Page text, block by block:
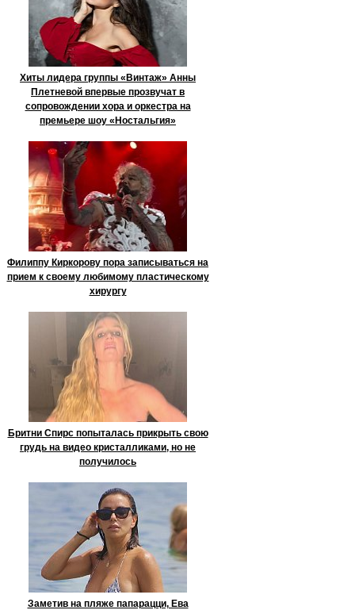
Хиты лидера группы «Винтаж» Анны
Плетневой впервые прозвучат в
сопровождении хора и оркестра на
премьере шоу «Ностальгия»
Филиппу Киркорову пора записываться на
прием к своему любимому пластическому
хирургу
Бритни Спирс попыталась прикрыть свою
грудь на видео кристалликами, но не
получилось
Заметив на пляже папарацци, Ева